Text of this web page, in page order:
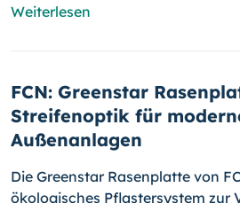
Weiterlesen
FCN: Greenstar
Streifenoptik für
Außenanlagen
Die Greenstar Rasenplatte von
ökologisches Pflastersystem zur